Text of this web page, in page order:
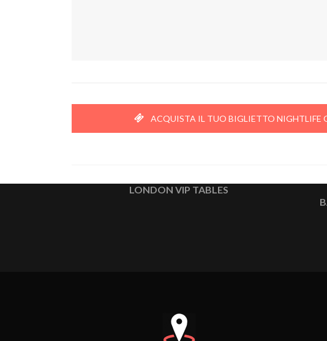
ACQUISTA IL TUO BIGLIETTO NIGHTLIFE
LONDON VIP TABLES